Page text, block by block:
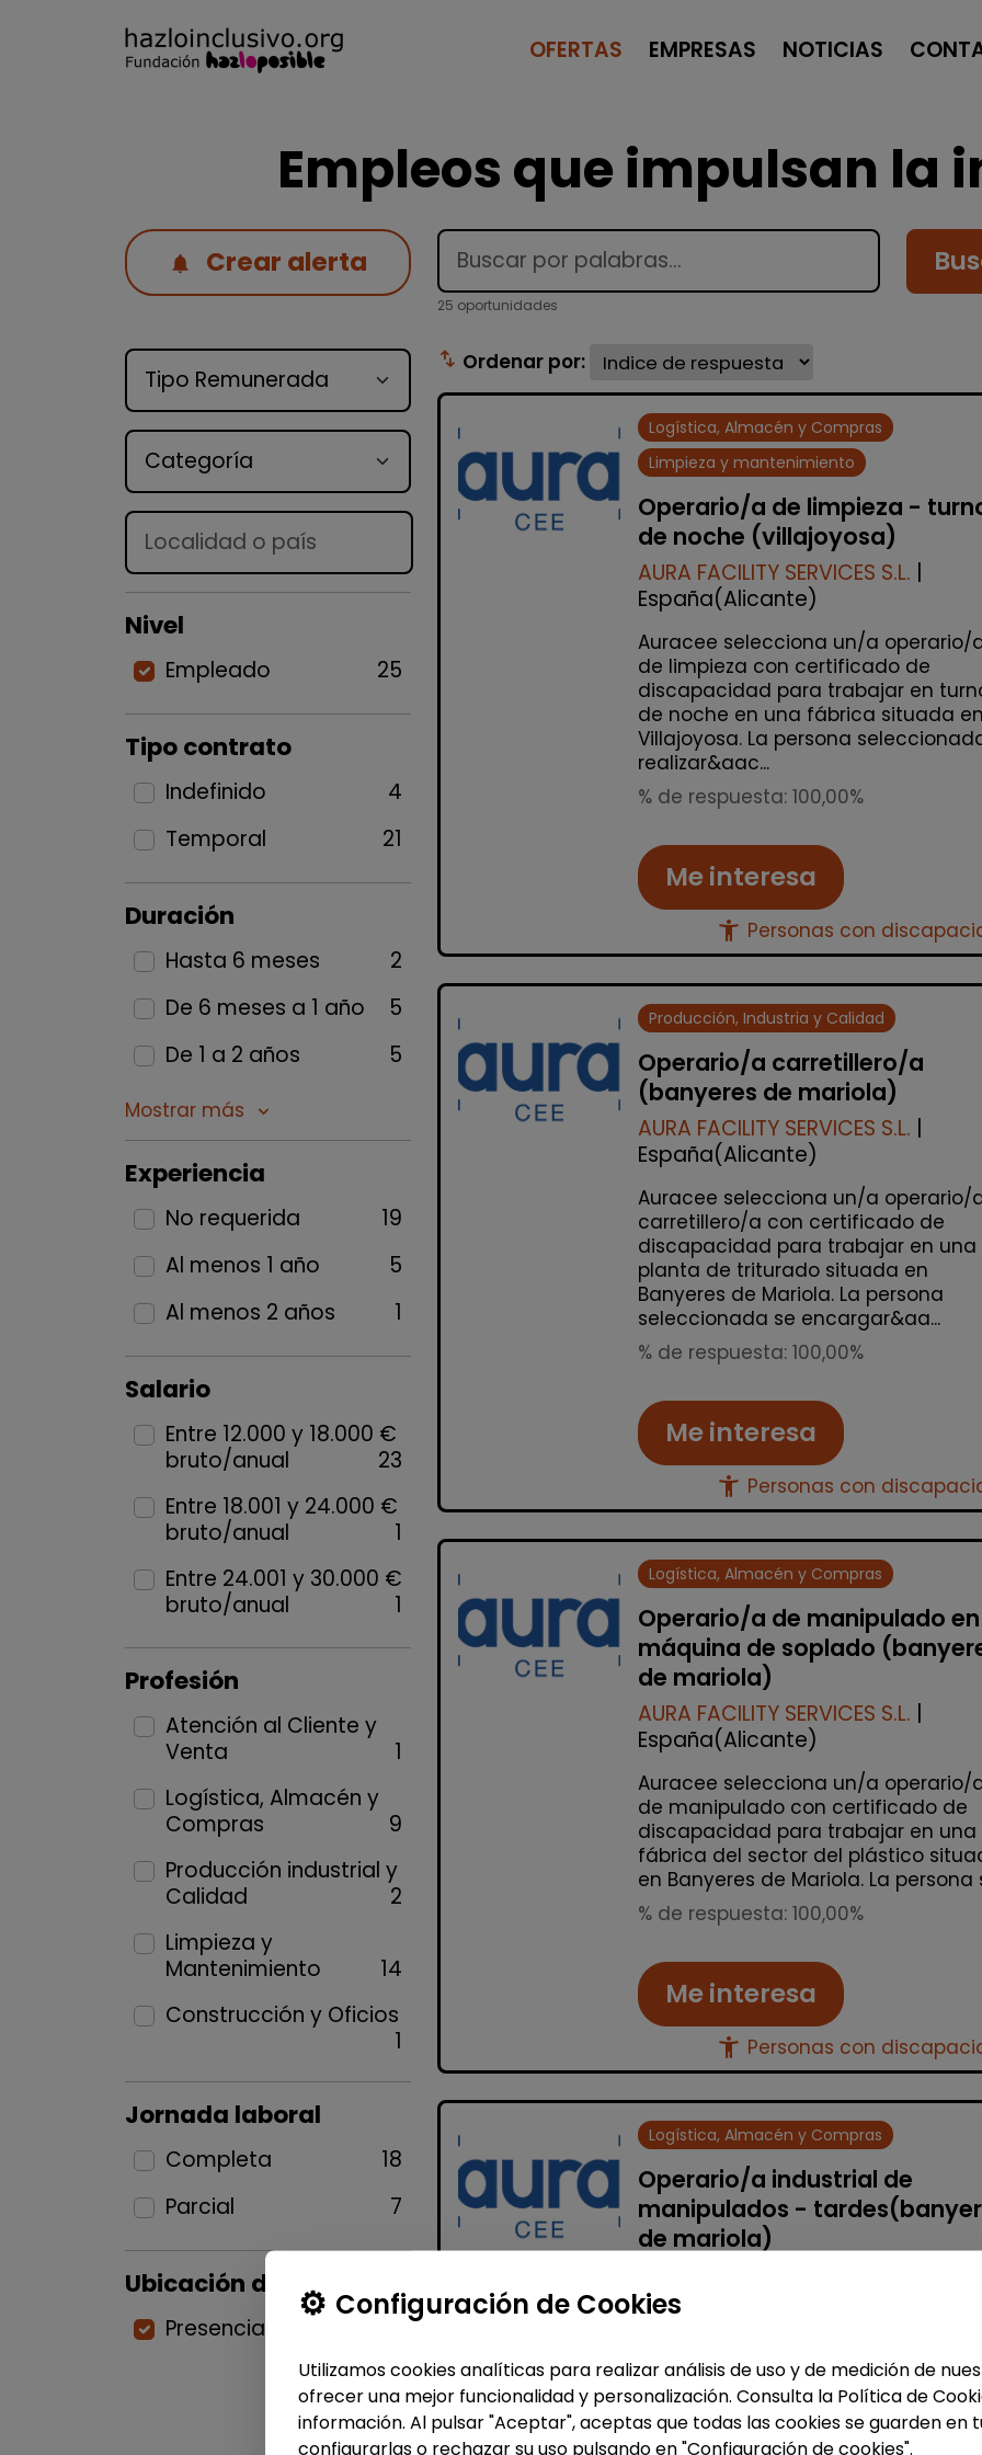
OFERTAS EMPRESAS NOTICIAS
Empleos que impulsan la
Crear alerta
Tipo de oferta
Categoría
Lugar
Nivel
Empleado 25
Tipo contrato
Indefinido
4
Temporal
21
Duración
Hasta 6 meses
2
De 6 meses a 1 año
5
De 1 a 2 años
5
Mostrar más keyboard_arrow_down
Experiencia
No requerida
19
Al menos 1 año
5
Al menos 2 años
1
Salario
Entre 12.000 y 18.000 €
bruto/anual
23
Entre 18.001 y 24.000 €
bruto/anual
1
Entre 24.001 y 30.000 €
bruto/anual
1
Profesión
Atención al Cliente y
Venta
1
Logística, Almacén y
Compras
9
Producción industrial y
Calidad
2
Limpieza y
Mantenimiento
14
Construcción y Oficios
1
Jornada laboral
Completa
18
Parcial
7
Ubicación del puesto
Presencial
25 oportunidades
swap_vert Ordenar por:
Logística, Almacén y Compras
Limpieza y mantenimiento
Operario/a de limpieza -
de noche (villajoyosa)
AURA FACILITY SERVICES S.L. |
España(Alicante)
Auracee selecciona un/a operario/
de limpieza con certificado de
discapacidad para trabajar en
de noche en una fábrica situada
Villajoyosa. La persona
realizar&aac...
% de respuesta: 100,00%
Me interesa
accessibility_new Personas con
Producción, Industria y Calidad
Operario/a carretillero/a
(banyeres de mariola)
AURA FACILITY SERVICES S.L. |
España(Alicante)
Auracee selecciona un/a operario/
carretillero/a con certificado de
discapacidad para trabajar en una
planta de triturado situada en
Banyeres de Mariola. La persona
seleccionada se encargar&aa...
% de respuesta: 100,00%
Me interesa
accessibility_new Personas con
Logística, Almacén y Compras
Operario/a de manipulado en
máquina de soplado
de mariola)
AURA FACILITY SERVICES S.L. |
España(Alicante)
Auracee selecciona un/a operario/
de manipulado con certificado de
discapacidad para trabajar en una
fábrica del sector del plástico
en Banyeres de Mariola. La persona
% de respuesta: 100,00%
Me interesa
accessibility_new Personas con
Logística, Almacén y Compras
Operario/a industrial de
manipulados -
de mariola)
España(Alicante)
de manipulados con certificado de
discapacidad para trabajar en una
fábrica del sector del plástico
en Banyeres de Mariola. La persona
Configuración de Cookies
Utilizamos cookies analíticas para realizar análisis de uso y de medición de
ofrecer una mejor funcionalidad y personalización. Consulta la Política de
información. Al pulsar "Aceptar", aceptas que todas las cookies se guarden en
configurarlas o rechazar su uso pulsando en "Configuración de cookies".